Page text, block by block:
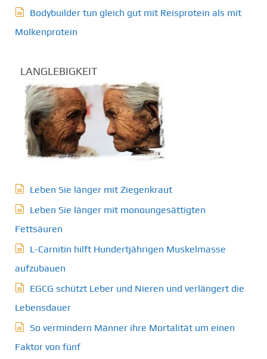
Bodybuilder tun gleich gut mit Reisprotein als mit
Molkenprotein
LANGLEBIGKEIT
Leben Sie länger mit Ziegenkraut
Leben Sie länger mit monoungesättigten
Fettsäuren
L-Carnitin hilft Hundertjährigen Muskelmasse
aufzubauen
EGCG schützt Leber und Nieren und verlängert die
Lebensdauer
So vermindern Männer ihre Mortalität um einen
Faktor von fünf